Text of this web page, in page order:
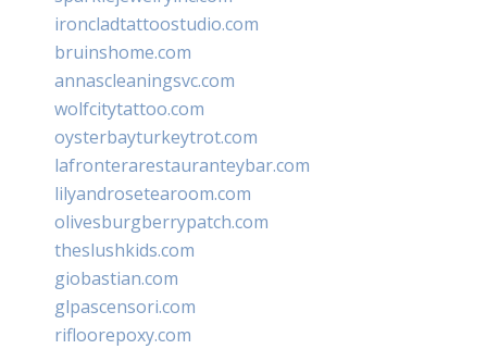
ironcladtattoostudio.com
bruinshome.com
annascleaningsvc.com
wolfcitytattoo.com
oysterbayturkeytrot.com
lafronterarestauranteybar.com
lilyandrosetearoom.com
olivesburgberrypatch.com
theslushkids.com
giobastian.com
glpascensori.com
rifloorepoxy.com